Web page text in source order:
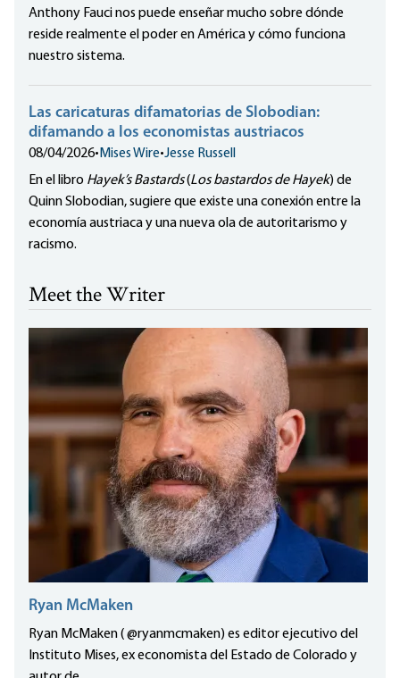
Anthony Fauci nos puede enseñar mucho sobre dónde
reside realmente el poder en América y cómo funciona
nuestro sistema.
Las caricaturas difamatorias de Slobodian:
difamando a los economistas austriacos
08/04/2026• Mises Wire•Jesse Russell
En el libro Hayek’s Bastards(Los bastardos de Hayek) de
Quinn Slobodian, sugiere que existe una conexión entre la
economía austriaca y una nueva ola de autoritarismo y
racismo.
Meet the Writer
Ryan McMaken
Ryan McMaken ( @ryanmcmaken) es editor ejecutivo del
Instituto Mises, ex economista del Estado de Colorado y